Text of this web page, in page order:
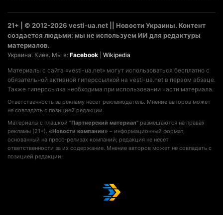
21+ | © 2012-2026 vesti-ua.net || Новости Украины. Контент
создается людьми: мы не используем ИИ для редактуры
материалов.
Украина. Киев. Мы в: Facebook Wikipedia
Материалы с сайта «vesti-ua.net» могут использоваться бесплатно с
обязательной активной гиперссылкой на vesti-ua.net в первом абзаце.
Также гиперссылка необходима при использовании части материала.
Ответственность за рекламу несет рекламодатель. Мнение авторов может
не совпадать с позицией редакции.
Материалы с плашкой "Партнерский материал" размещаются на правах
рекламы (21+). «Новости компании» – информационный формат,
основанный на пресс-релизах компаний; редакция не несет
ответственности за их содержание. Мнение авторов может не совпадать с
позицией редакции.